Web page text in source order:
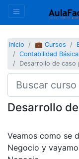
Inicio 💼 Cursos
Contabilidad
Desarrollo de caso
Desarrollo
Veamos como se
Negocio y